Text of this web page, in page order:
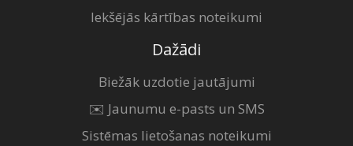
Iekšējās kārtības noteikumi
Dažādi
Biežāk uzdotie jautājumi
✉️ Jaunumu e-pasts un SMS
Sistēmas lietošanas noteikumi